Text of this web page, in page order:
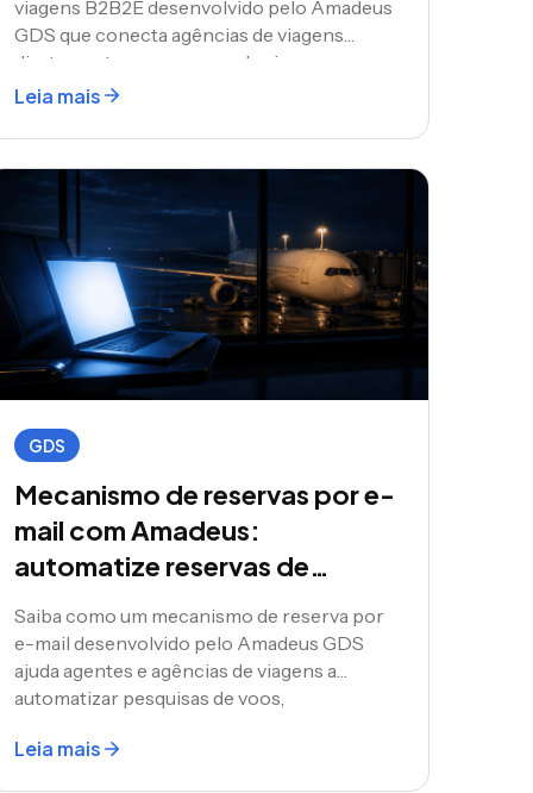
viagens B2B2E desenvolvido pelo Amadeus
GDS que conecta agências de viagens
diretamente a programas de viagens
corporativas.
Leia mais
GDS
Mecanismo de reservas por e-
mail com Amadeus:
automatize reservas de
viagens diretamente da caixa
de entrada
Saiba como um mecanismo de reserva por
e-mail desenvolvido pelo Amadeus GDS
ajuda agentes e agências de viagens a
automatizar pesquisas de voos,
caixa de entrada. Crie hoje mesmo sua
Leia mais